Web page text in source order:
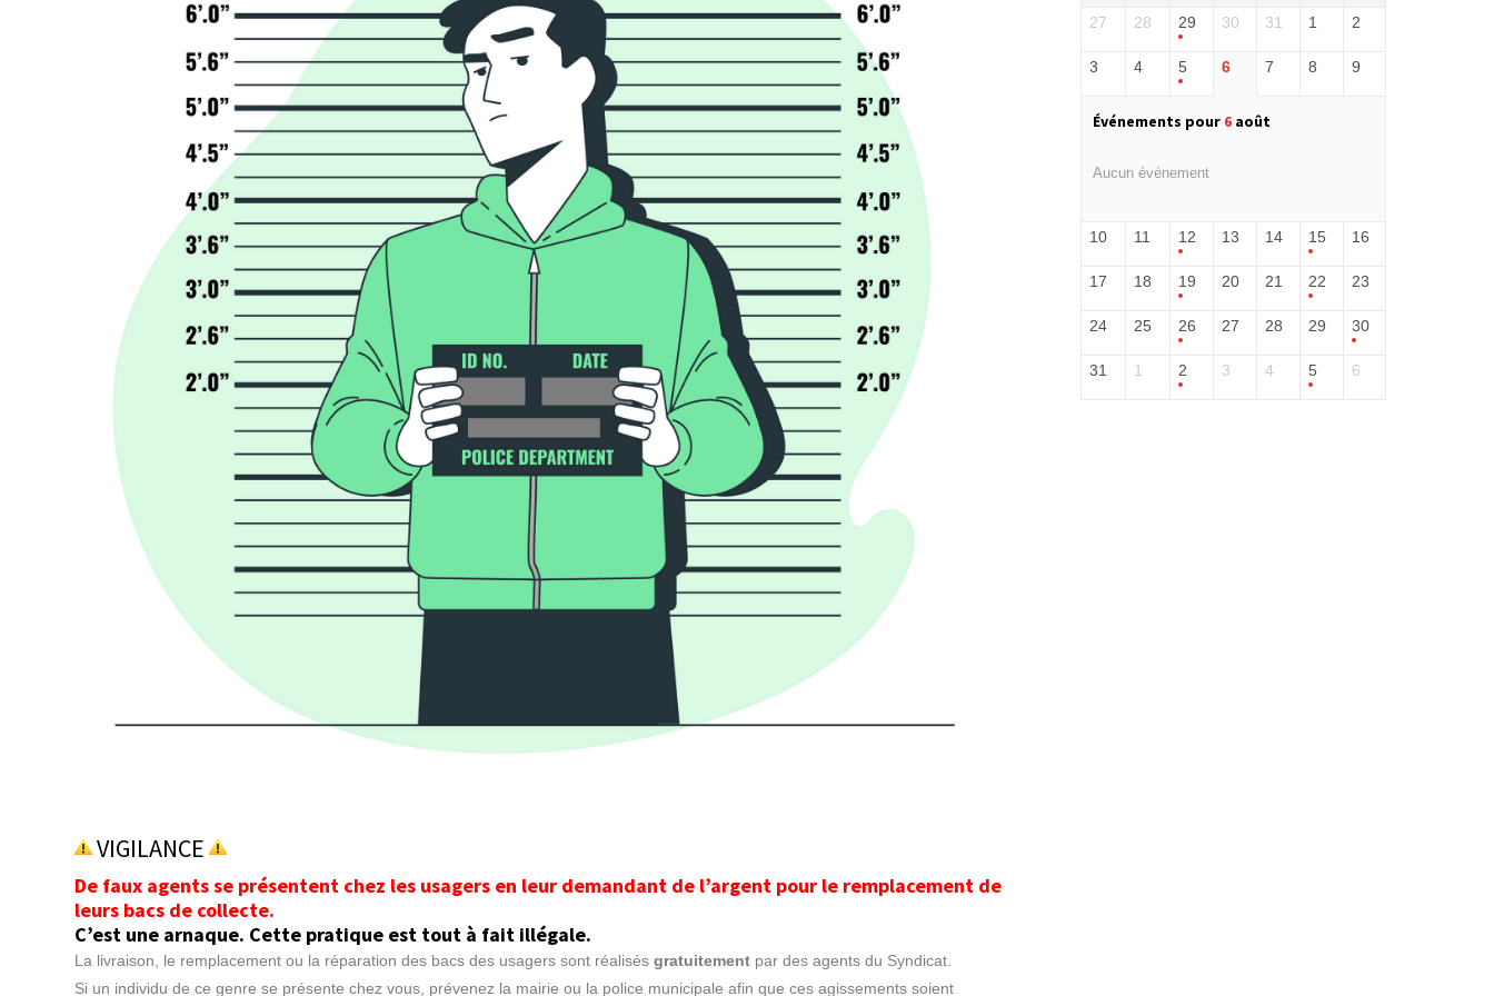
VIGILANCE
De faux agents se présentent chez les usagers en leur demandant de l’argent pour le remplacement de
leurs bacs de collecte.
C’est une arnaque. Cette pratique est tout à fait illégale.
La livraison, le remplacement ou la réparation des bacs des usagers sont réalisés gratuitement par des agents du Syndicat.
Si un individu de ce genre se présente chez vous, prévenez la mairie ou la police municipale afin que ces agissements soient
27 28 29 30 31 1 2
3 4 5 6 7 8 9
Événements pour 6 août
Aucun événement
10 11 12 13 14 15 16
17 18 19 20 21 22 23
24 25 26 27 28 29 30
31 1 2 3 4 5 6